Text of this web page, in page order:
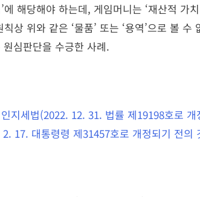
’에 해당해야 하는데, 게임머니는 ‘재산적
상 위와 같은 ‘물품’ 또는 ‘용역’으로 볼
심판단을 수긍한 사례.
지세법(2022. 12. 31. 법률 제19198호로
17. 대통령령 제31457호로 개정되기 전의